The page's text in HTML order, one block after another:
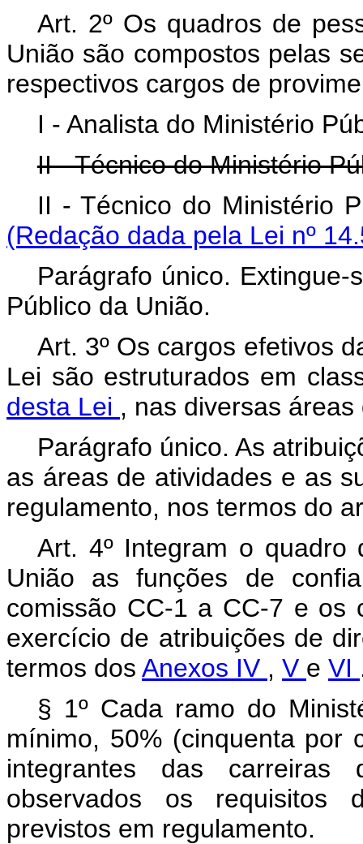
Art. 2º Os quadros de
União são compostos pelas
respectivos cargos de
I - Analista do Ministério
II - Técnico do Ministério
II - Técnico do Ministério
(Redação dada pela Lei nº
Parágrafo único.
Público da União.
Art. 3º Os cargos efetivos
Lei são estruturados em
desta Lei , nas diversas
Parágrafo único. As
as áreas de atividades e as
regulamento, nos termos do
Art. 4º Integram o quadro
União as funções de
comissão CC-1 a CC-7 e os
exercício de atribuições de
termos dos Anexos IV , V e VI
§ 1º Cada ramo do
mínimo, 50% (cinquenta por
integrantes das
observados os requisitos
previstos em regulamento.